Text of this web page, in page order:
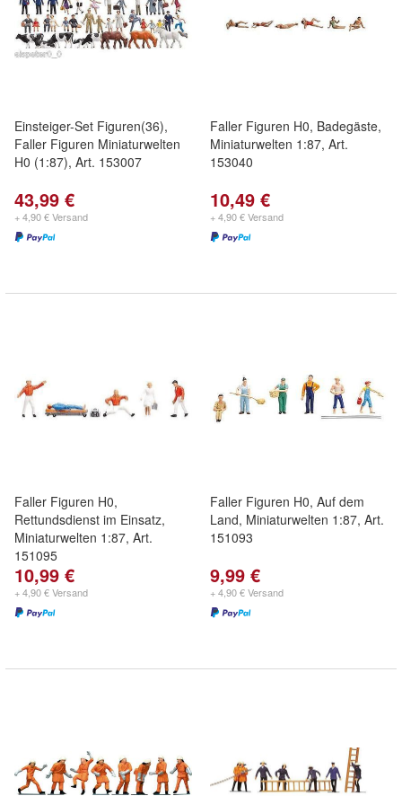
Einsteiger-Set Figuren(36),
Faller Figuren Miniaturwelten
H0 (1:87), Art. 153007
43,99 €
+ 4,90 € Versand
Faller Figuren H0, Badegäste,
Miniaturwelten 1:87, Art.
153040
10,49 €
+ 4,90 € Versand
Faller Figuren H0,
Rettundsdienst im Einsatz,
Miniaturwelten 1:87, Art.
151095
10,99 €
+ 4,90 € Versand
Faller Figuren H0, Auf dem
Land, Miniaturwelten 1:87, Art.
151093
9,99 €
+ 4,90 € Versand